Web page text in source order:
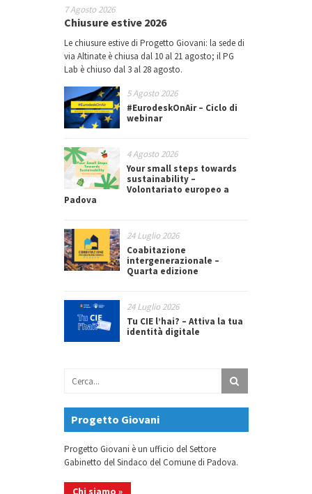
7 Agosto 2026
Chiusure estive 2026
Le chiusure estive di Progetto Giovani: la sede di
via Altinate è chiusa dal 10 al 21 agosto; il PG
Lab è chiuso dal 3 al 28 agosto.
5 Agosto 2026
#EurodeskOnAir – Ciclo di
webinar
4 Agosto 2026
Your small steps towards
sustainability –
Volontariato europeo a
Padova
24 Luglio 2026
Coabitazione
intergenerazionale –
Quarta edizione
24 Luglio 2026
Tu CIE l’hai? – Attiva la tua
identità digitale
Progetto Giovani
Progetto Giovani è un ufficio del Settore
Gabinetto del Sindaco del Comune di Padova.
Chi siamo »